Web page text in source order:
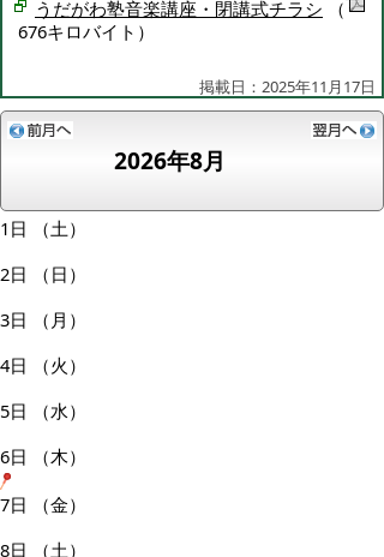
うだがわ塾音楽講座・閉講式チラシ （
676キロバイト）
掲載日：2025年11月17日
2026年8月
1日
（土）
2日
（日）
3日
（月）
4日
（火）
5日
（水）
6日
（木）
7日
（金）
8日
（土）